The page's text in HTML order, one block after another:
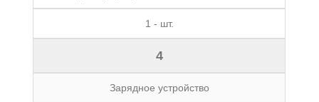
1 - шт.
4
Зарядное устройство